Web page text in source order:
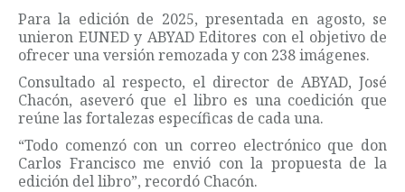
Para la edición de 2025, presentada en agosto, se
unieron EUNED y ABYAD Editores con el objetivo de
ofrecer una versión remozada y con 238 imágenes.
Consultado al respecto, el director de ABYAD, José
Chacón, aseveró que el libro es una coedición que
reúne las fortalezas específicas de cada una.
“Todo comenzó con un correo electrónico que don
Carlos Francisco me envió con la propuesta de la
edición del libro”, recordó Chacón.